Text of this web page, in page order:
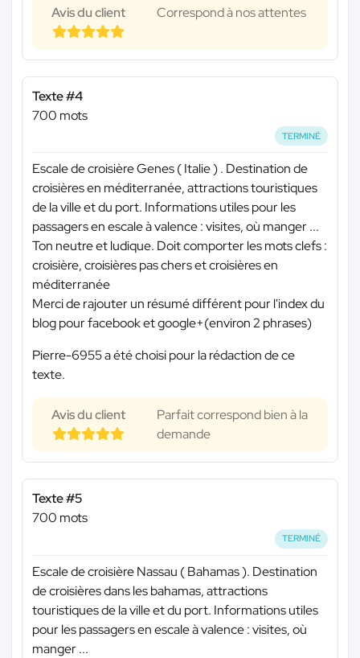
Avis du client Correspond à nos attentes
Texte #4
700 mots
TERMINÉ
Escale de croisière Genes ( Italie ) . Destination de
croisières en méditerranée, attractions touristiques
de la ville et du port. Informations utiles pour les
passagers en escale à valence : visites, où manger ...
Ton neutre et ludique. Doit comporter les mots clefs :
croisière, croisières pas chers et croisières en
méditerranée
Merci de rajouter un résumé différent pour l'index du
blog pour facebook et google+(environ 2 phrases)
Pierre-6955 a été choisi pour la rédaction de ce
texte.
Avis du client
Parfait correspond bien à la
demande
Texte #5
700 mots
TERMINÉ
Escale de croisière Nassau ( Bahamas ). Destination
de croisières dans les bahamas, attractions
touristiques de la ville et du port. Informations utiles
pour les passagers en escale à valence : visites, où
manger ...